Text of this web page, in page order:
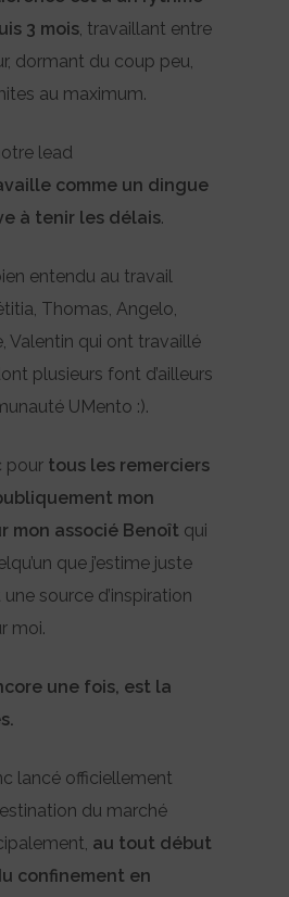
3 mois, travaillant entre
dormant du coup peu,
au maximum.
lead
comme un dingue
à tenir les délais.
entendu au travail
Thomas, Angelo,
Valentin qui ont travaillé
plusieurs font d’ailleurs
UMento :).
pour tous les remerciers
mon
mon associé Benoît qui
que j’estime juste
source d’inspiration
moi.
une fois, est la
lancé officiellement
du marché
au tout début
confinement en